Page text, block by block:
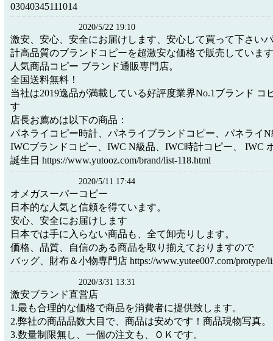
03040345111014
2020/5/22 19:10
激安、安心、安全にお届けします、安心して買って下さい
計高品質のブランドコピーを超激安な価格で販売していま
人気商品コピー ブランド通販専門店。
全国送料無料！
当社は2019逸品が満載している好評度業界No.1ブランド コ
す
店長お薦めは以下の商品：
パネライコピー時計、パネライブランドコピー、パネライ
IWCブランドコピー、IWC N級品、IWC時計コピー、 IWC
誕生日 https://www.yutooz.com/brand/list-118.html
2020/5/11 17:44
オメガスーパーコピー
日本的な人気と信頼を得ています。
安心、安全にお届けします
日本では手に入らない商品も、全て卸売りします。
価格、品質、自信のある商品を取り揃えておりますので
バッグ、財布＆小物専門店 https://www.yutee007.com/protype/
2020/3/31 13:31
激安ブランド直営店
1.最も合理的な価格で商品を消費者に提供致します。
2.弊社の商品品数大目で、商品は安めです！商品現物写真。
3.数量制限無し、一個の注文も、ＯＫです。